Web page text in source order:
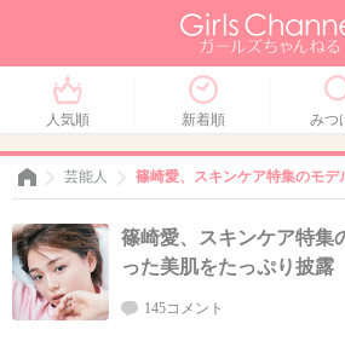
人気順 新着順 みつ
芸能人 篠崎愛、スキンケア特集のモ
篠崎愛、スキンケア特集
った美肌をたっぷり披露
145コメント